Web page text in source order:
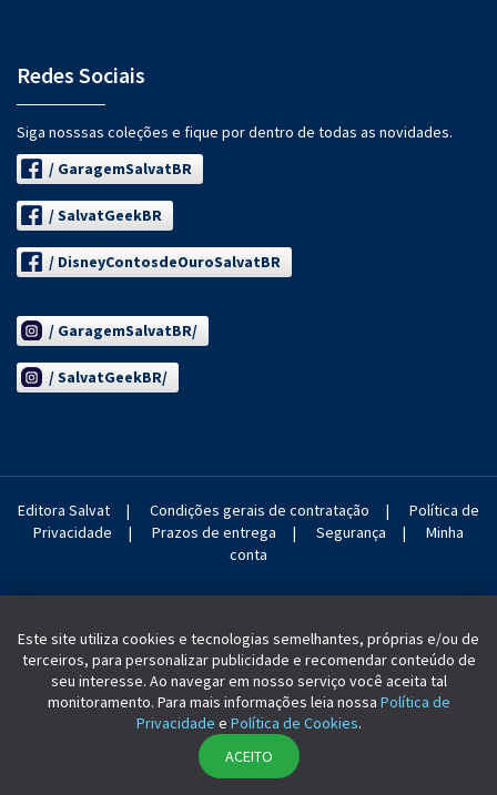
Redes Sociais
Siga nosssas coleções e fique por dentro de todas as novidades.
/ GaragemSalvatBR
/ SalvatGeekBR
/ DisneyContosdeOuroSalvatBR
/ GaragemSalvatBR/
/ SalvatGeekBR/
Editora Salvat | Condições gerais de contratação | Política de
Privacidade | Prazos de entrega | Segurança | Minha
conta
SALVAT 2004-2022. Todos os direitos reservados.
Este site utiliza cookies e tecnologias semelhantes, próprias e/ou de
terceiros, para personalizar publicidade e recomendar conteúdo de
seu interesse. Ao navegar em nosso serviço você aceita tal
monitoramento. Para mais informações leia nossa Política de
Privacidade e Política de Cookies.
ACEITO